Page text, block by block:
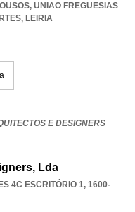
, UNIAO FREGUESIAS
, LEIRIA
E DESIGNERS
Lda
4C ESCRITÓRIO 1, 1600-